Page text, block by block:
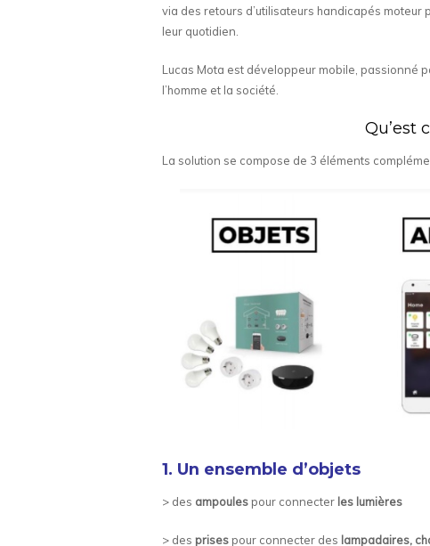
via des retours d’utilisateurs handicapés moteur
leur quotidien.
Lucas Mota est développeur mobile, passionné
l’homme et la société.
Qu’est
La solution se compose de 3 éléments
1. Un ensemble d’objets
> des ampoulespour connecter les lumières
> des prisespour connecter des lampadaires,